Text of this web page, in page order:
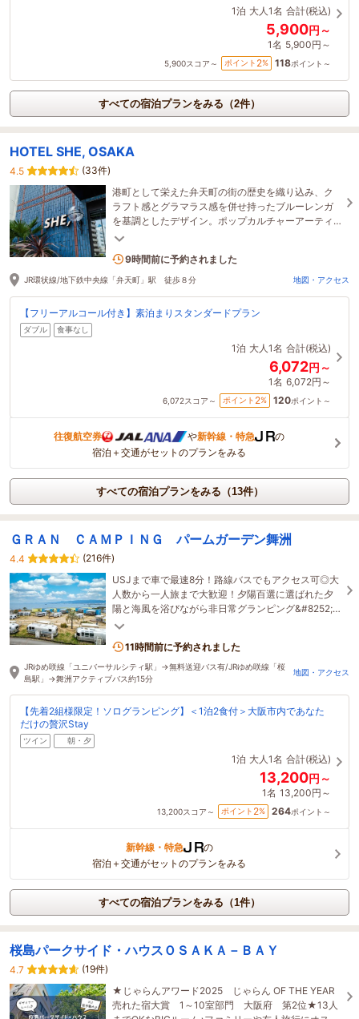
1泊 大人1名 合計(税込)
5,900円～
1名 5,900円～
5,900スコア～ ポイント 2% 118ポイント～
すべての宿泊プランをみる（2件）
HOTEL SHE, OSAKA
4.5
(33件)
港町として栄えた弁天町の街の歴史を織り込み、ク
ラフト感とグラマラス感を併せ持ったブルーレンガ
を基調としたデザイン。ポップカルチャーアーティ
ストのギャラリーやDJイベントも行われます。
2名がこの宿を見ています
9時間前に予約されました
JR環状線/地下鉄中央線「弁天町」駅 徒歩８分 地図・アクセス
【フリーアルコール付き】素泊まりスタンダードプラン
ダブル 食事なし
1泊 大人1名 合計(税込)
6,072円～
1名 6,072円～
6,072スコア～ ポイント 2% 120ポイント～
往復航空券 や新幹線・特急
の
宿泊＋交通がセットのプランをみる
すべての宿泊プランをみる（13件）
ＧＲＡＮ ＣＡＭＰＩＮＧ パームガーデン舞洲
4.4
(216件)
USJまで車で最速8分！路線バスでもアクセス可◎大
人数から一人旅まで大歓迎！夕陽百選に選ばれた夕
陽と海風を浴びながら非日常グランピング&#8252;
ドギートレーラー限定でワンちゃんと滞在可能です♪
11時間前に予約されました
JRゆめ咲線「ユニバーサルシティ駅」→無料送迎バス有/JRゆめ咲線「桜
島駅」→舞洲アクティブバス約15分
地図・アクセス
【先着2組様限定！ソログランピング】＜1泊2食付＞大阪市内であなた
だけの贅沢Stay
ツイン 朝・夕
1泊 大人1名 合計(税込)
13,200円～
1名 13,200円～
13,200スコア～ ポイント 2% 264ポイント～
新幹線・特急
の
宿泊＋交通がセットのプランをみる
すべての宿泊プランをみる（1件）
桜島パークサイド・ハウスＯＳＡＫＡ－ＢＡＹ
4.7
(19件)
★じゃらんアワード2025 じゃらん OF THE YEAR
売れた宿大賞 1～10室部門 大阪府 第2位★13人